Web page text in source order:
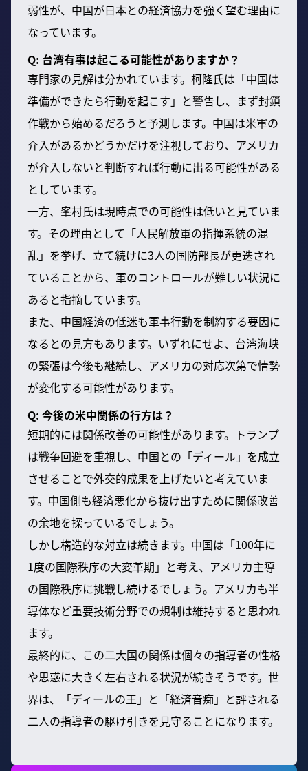
弱性が、中国が日本との経済協力を強く望む理由に
なっています。
Q: 台湾有事は起こる可能性がありますか？
専門家の見解は分かれています。柯隆氏は「中国は
準備ができたら行動を起こす」と警告し、まず封鎖
作戦から始めるだろうと予測します。中国は米軍の
介入があるかどうかだけを注視しており、アメリカ
が介入しないと判断すれば行動に出る可能性がある
としています。
一方、峯村氏は現時点での可能性は低いと見ていま
す。その理由として「人民解放軍の指揮系統の混
乱」を挙げ、立て続けに3人の国防部長が更迭され
ていることから、軍のコントロールが難しい状況に
あると指摘しています。
また、中国経済の低迷も軍事行動を制約する要因に
なるとの見方もあります。いずれにせよ、台湾海峡
の緊張は今後も継続し、アメリカの対応次第で情勢
が変化する可能性があります。
Q: 今後の米中関係の行方は？
短期的には関係改善の可能性があります。トランプ
は戦争回避を重視し、中国との「ディール」を成立
させることで外交的成果を上げたいと考えていま
す。中国側も経済悪化から抜け出すために関係改善
の余地を探っているでしょう。
しかし構造的な対立は続きます。中国は「100年に
1度の国際秩序の大変革期」と考え、アメリカ主導
の国際秩序に挑戦し続けるでしょう。アメリカも半
導体など重要技術分野での規制は維持すると思われ
ます。
最終的に、この二大国の関係は個々の指導者の性格
や思惑に大きく左右される状況が続きそうです。世
界は、「ディールの王」と「経済音痴」と評される
二人の指導者の駆け引きを見守ることになります。